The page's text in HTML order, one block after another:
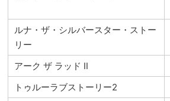
ルナ・ザ・シルバースター・ストー
リー
アーク ザ ラッド Ⅱ
トゥルーラブストーリー2